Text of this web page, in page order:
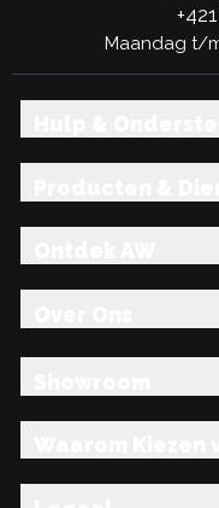
Maandag t/